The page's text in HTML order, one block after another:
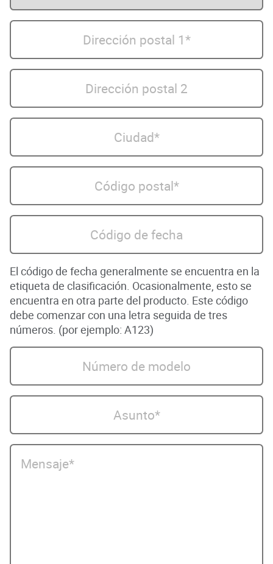
Dirección postal 1*
Dirección postal 2
Ciudad*
Código postal*
Código de fecha
El código de fecha generalmente se encuentra en la
etiqueta de clasificación. Ocasionalmente, esto se
encuentra en otra parte del producto. Este código
debe comenzar con una letra seguida de tres
números. (por ejemplo: A123)
Número de modelo
Asunto*
Mensaje*